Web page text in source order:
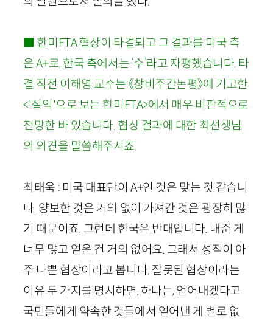
■ 한미FTA 협상이 타결되고 그 결과를 미국 측
은 A+로, 한국 측에서는 ‘수’라고 자평했습니다. 타
결 직전 이해영 교수는 《창비주간논평》에 기고한
<'실익'으로 보는 한미FTA>에서 매우 비판적으로
전망한 바 있습니다. 협상 결과에 대한 최선생님
의 의견을 말씀해주시죠.
최태욱 : 미국 대표단이 A+인 것은 맞는 것 같습니
다. 양보한 것은 거의 없이 가져간 것은 굉장히 많
기 때문이죠. 그런데 한국은 반대입니다. 내준 게
너무 많고 얻은 건 거의 없어요. 그래서 성적이 아
주 나쁜 협상이라고 봅니다. 잘못된 협상이라는
이유 두 가지를 명시하면, 하나는, 얻어내겠다고
국민들에게 약속한 것들에서 얻어낸 게 별로 없